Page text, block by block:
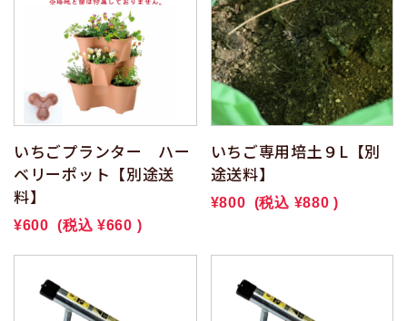
いちごプランター ハー
ベリーポット【別途送
料】
¥600 (税込 ¥660 )
いちご専用培土９L【別
途送料】
¥800 (税込 ¥880 )